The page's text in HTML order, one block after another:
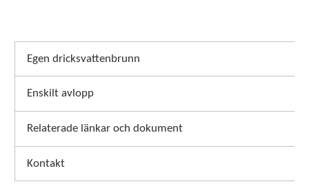
Egen dricksvattenbrunn
Enskilt avlopp
Relaterade länkar och dokument
Kontakt